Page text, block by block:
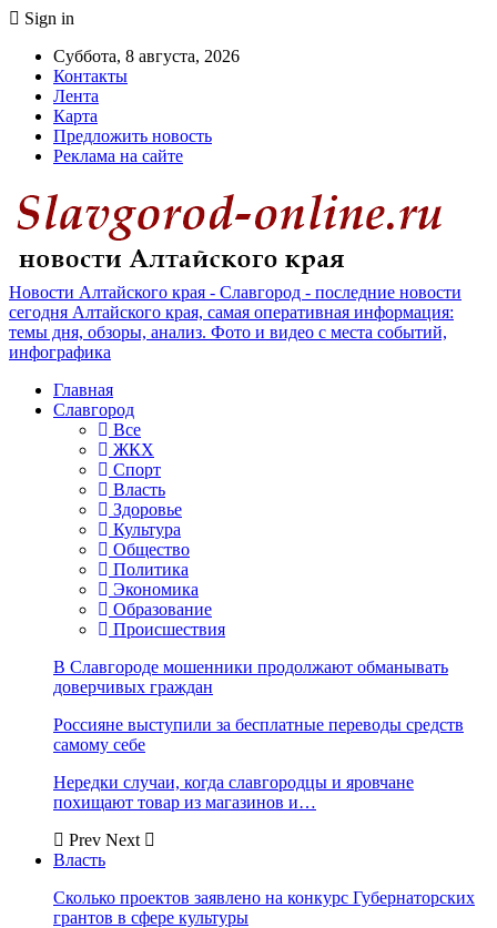
Sign in
Суббота, 8 августа, 2026
Контакты
Лента
Карта
Предложить новость
Реклама на сайте
Новости Алтайского края - Славгород - последние новости
сегодня Алтайского края, самая оперативная информация:
темы дня, обзоры, анализ. Фото и видео с места событий,
инфографика
Главная
Славгород
Все
ЖКХ
Спорт
Власть
Здоровье
Культура
Общество
Политика
Экономика
Образование
Происшествия
В Славгороде мошенники продолжают обманывать
доверчивых граждан
Россияне выступили за бесплатные переводы средств
самому себе
Нередки случаи, когда славгородцы и яровчане
похищают товар из магазинов и…
Prev Next
Власть
Сколько проектов заявлено на конкурс Губернаторских
грантов в сфере культуры